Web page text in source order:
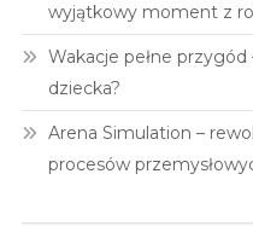
wyjątkowy moment z
Wakacje pełne
dziecka?
Arena Simulation –
procesów